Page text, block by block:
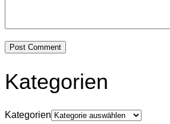
Kategorien
Kategorien